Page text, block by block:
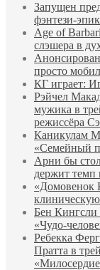
Запущен
фэнтези-
Age of
слэшера в
просто
КГ играет:
Рэйчел
мужика в
режиссёра
Каникулам
«Семейный
Арни бы
держит темп
«Домовенок
клиническую
Бен Кингсли
«Чудо-
Ребекка
Пратта в